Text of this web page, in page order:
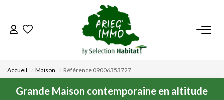
ACCUEIL
NOS BIENS
Accueil Maison Référence 09006353727
Grande Maison contemporaine en altitude